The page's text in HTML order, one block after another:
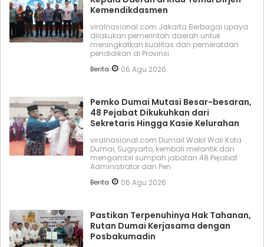
Kemendikdasmen
viralnasional.com Jakarta Berbagai upaya
dilakukan pemerintah daerah untuk
meningkatkan kualitas dan pemerataan
pendidikan di Provinsi
Berita 06 Agu 2026
Pemko Dumai Mutasi Besar-besaran,
48 Pejabat Dikukuhkan dari
Sekretaris Hingga Kasie Kelurahan
viralnasional.com DumaiI Wakil Wali Kota
Dumai, Sugiyarto, kembali melantik dan
mengambil sumpah jabatan 48 Pejabat
Administrator dan Pen
Berita 06 Agu 2026
Pastikan Terpenuhinya Hak Tahanan,
Rutan Dumai Kerjasama dengan
Posbakumadin